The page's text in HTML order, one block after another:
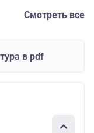
Смотреть все
в pdf